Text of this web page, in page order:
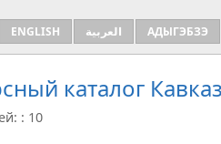
ENGLISH العربية АДЫГЭБЗЭ
каталог
: 10